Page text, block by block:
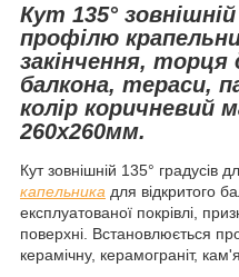
Кут 135°
профілю
закінчення, торця
балкона, тераси,
колір коричневий
260х260мм.
Кут зовнішній 135° градусів
капельника для відкритого
експлуатованої покрівлі,
поверхні. Встановлюється
керамічну, керамограніт,